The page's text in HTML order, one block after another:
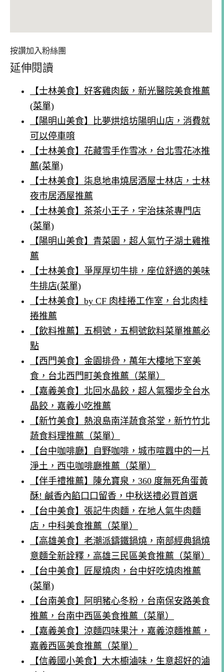
按讚加入粉絲團
延伸閱讀
【士林美食】好客雞肉飯，新光醫院美食推薦
(菜單)
【陽明山美食】比夢烘焙坊陽明山店，消費就
可以停車唷
【士林美食】花藏雪手作雪冰，台北雪花冰推
薦(菜單)
【士林美食】柒息地串燒居酒屋士林店，士林
夜市居酒屋推薦
【士林美食】茶茶小王子，宇治抹茶專門店
(菜單)
【陽明山美食】青菜園，超人氣竹子湖土雞推
薦
【士林美食】爭厚厚切牛排，座位舒適的美味
牛排店(菜單)
【士林美食】by CF 肉桂捲工作室，台北肉桂
捲推薦
【飲料推薦】五桐號，五桐號飲料菜單推薦必
點
【西門美食】金園排骨，萬年大樓地下室美
食，台北西門町美食推薦（菜單）
【嘉義美食】北回水晶餃，超人氣獨步全台水
晶餃，嘉義小吃推薦
【新竹美食】熱浪島南洋蔬食茶堂，新竹竹北
蔬食料理推薦（菜單）
【台中咖啡廳】自野咖啡，城市喧囂中的一片
淨土，西屯咖啡廳推薦（菜單）
【伴手禮推薦】陳允寶泉，360 度無死角蛋黃
酥! 鹹香內餡口口留香，中秋送禮必買首選
【台中美食】張記牛肉麵，在地人氣牛肉麵
店，中科美食推薦（菜單）
【高雄美食】老潮派鑄鐵鍋燒，南部經典鍋燒
意麵全新詮釋，高雄三民區美食推薦（菜單）
【台中美食】匠屋燒肉，台中好吃燒肉推薦
(菜單)
【台南美食】阿明豬心冬粉，台南保安路美食
推薦，台南中西區美食推薦（菜單）
【嘉義美食】涼麵四味果汁，嘉義涼麵推薦，
嘉義西區美食推薦（菜單）
【信義國小美食】大木櫥滷味，生意超好的滷